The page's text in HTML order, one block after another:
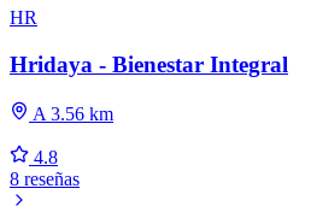
HR
Hridaya - Bienestar Integral
A 3.56 km
4.8
8 reseñas